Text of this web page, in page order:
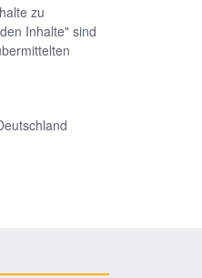
zu
Inhalte" sind